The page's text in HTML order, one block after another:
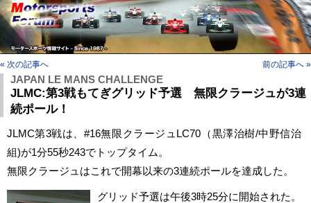
« 次の記事へ 前の記事へ »
JAPAN LE MANS CHALLENGE
JLMC:第3戦もてぎグリッド予選 無限クラージュが3連
続ポール！
JLMC第3戦は、#16無限クラージュLC70（黒澤治樹/中野信治
組)が1分55秒243でトップタイム。
無限クラージュはこれで開幕以来の3連続ポールを達成した。
グリッド予選は午後3時25分に開始された。